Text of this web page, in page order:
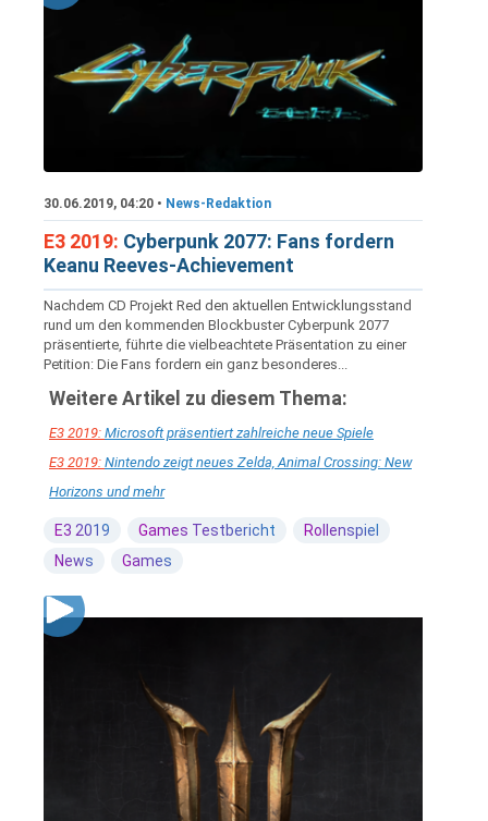
30.06.2019, 04:20 • News-Redaktion
E3 2019: Cyberpunk 2077: Fans fordern
Keanu Reeves-Achievement
Nachdem CD Projekt Red den aktuellen Entwicklungsstand
rund um den kommenden Blockbuster Cyberpunk 2077
präsentierte, führte die vielbeachtete Präsentation zu einer
Petition: Die Fans fordern ein ganz besonderes...
Weitere Artikel zu diesem Thema:
E3 2019: Microsoft präsentiert zahlreiche neue Spiele
E3 2019: Nintendo zeigt neues Zelda, Animal Crossing: New
Horizons und mehr
E3 2019 Games Testbericht
Rollenspiel
News
Games